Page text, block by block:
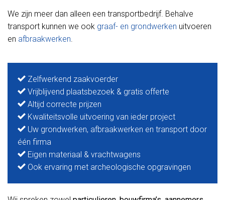
We zijn meer dan alleen een transportbedrijf. Behalve
transport kunnen we ook graaf- en grondwerken uitvoeren
en afbraakwerken
Zelfwerkend zaakvoerder
Vrijblijvend plaatsbezoek & gratis offerte
Altijd correcte prijzen
Kwaliteitsvolle uitvoering van ieder project
Uw grondwerken, afbraakwerken en transport door
één firma
Eigen materiaal & vrachtwagens
Ook ervaring met archeologische opgravingen